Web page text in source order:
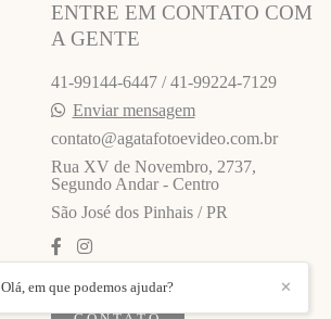
ENTRE EM CONTATO COM
A GENTE
41-99144-6447 / 41-99224-7129
Enviar mensagem
contato@agatafotoevideo.com.br
Rua XV de Novembro, 2737,
Segundo Andar - Centro
São José dos Pinhais / PR
✕
Olá, em que podemos ajudar?